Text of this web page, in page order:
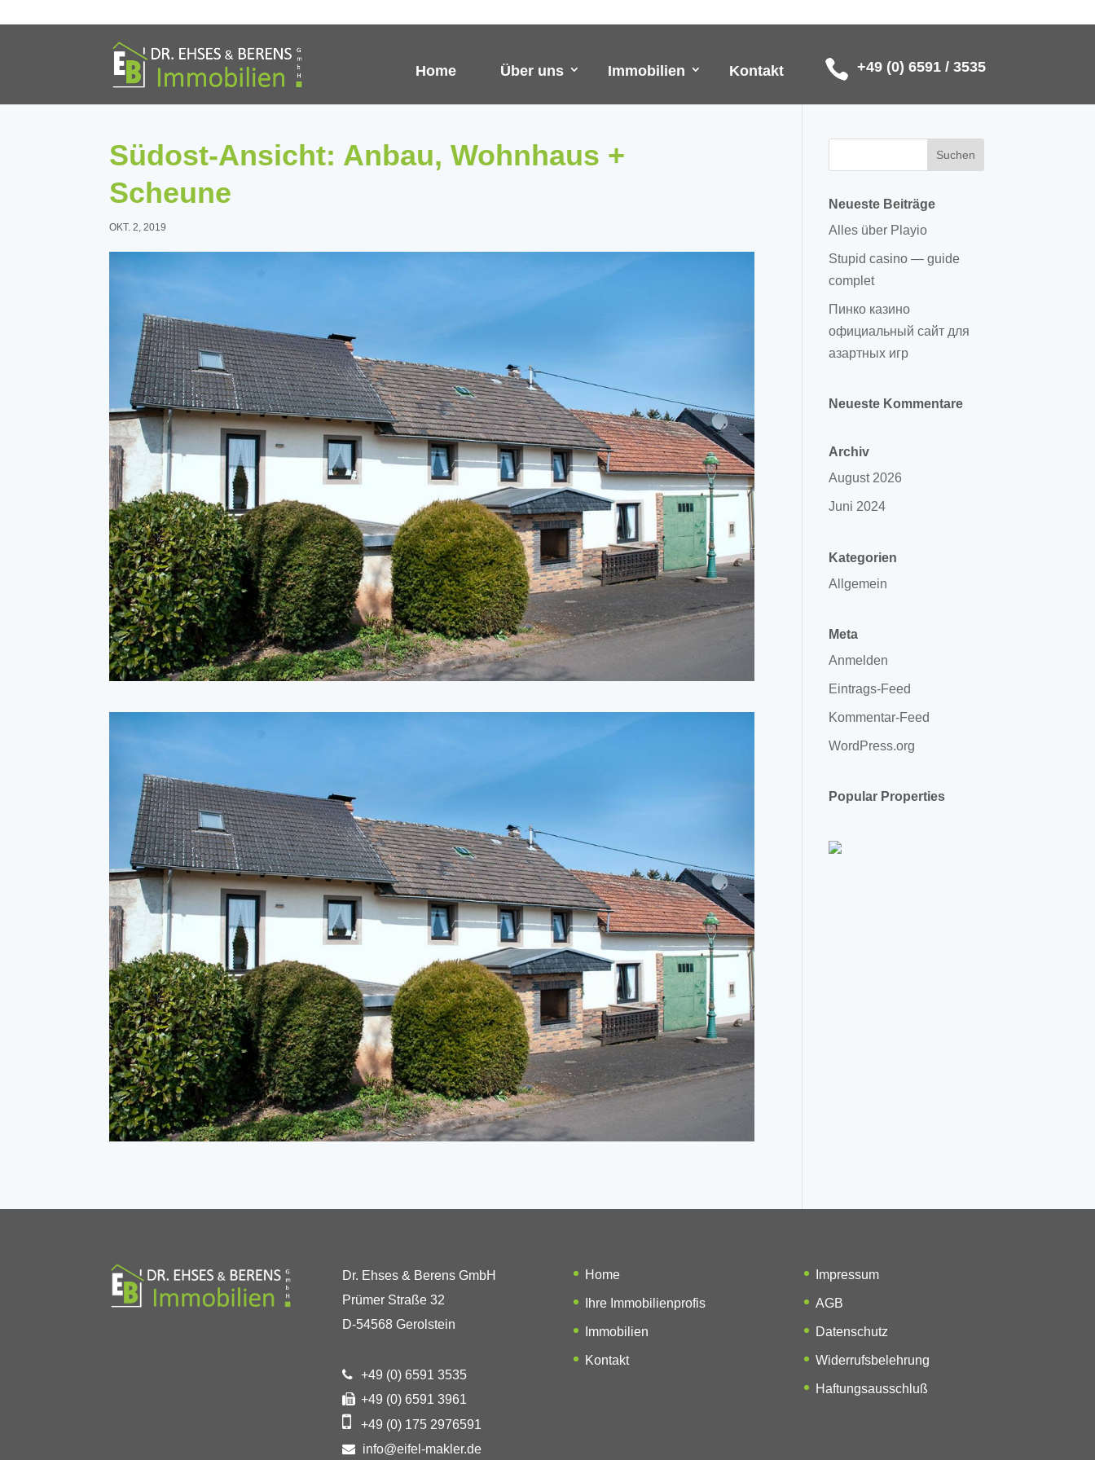
+49 (0) 6591 / 3535
Home Über uns Immobilien Kontakt
Südost-Ansicht: Anbau, Wohnhaus +
Scheune
OKT. 2, 2019
Neueste Beiträge
Alles über Playio
Stupid casino — guide
complet
Пинко казино
официальный сайт для
азартных игр
Neueste Kommentare
Archiv
August 2026
Juni 2024
Kategorien
Allgemein
Meta
Anmelden
Eintrags-Feed
Kommentar-Feed
WordPress.org
Popular Properties
Dr. Ehses & Berens GmbH
Prümer Straße 32
D-54568 Gerolstein
+49 (0) 6591 3535
+49 (0) 6591 3961
+49 (0) 175 2976591
info@eifel-makler.de
Home
Ihre Immobilienprofis
Immobilien
Kontakt
Impressum
AGB
Datenschutz
Widerrufsbelehrung
Haftungsausschluß